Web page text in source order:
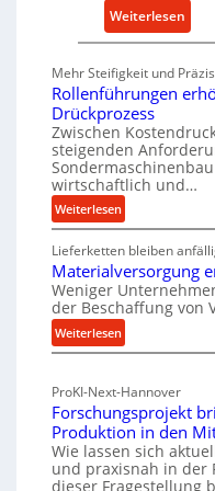
k
a
f
v
n
I
n
u
s
t
r
e
r
s
a
Weiterlesen
M
t
o
d
e
ü
r
n
a
h
a
l
t
i
Mehr Steifigkeit und
Rollenführungen
Drückprozess
Zwischen
steigenden
wirtschaftlich und…
Weiterlesen:
R
o
l
l
e
n
f
h
r
u
n
g
Lieferketten bleiben
Materialversorgung
Weniger
der Beschaffung von
Weiterlesen:
M
t
e
r
i
a
ProKI-Next-Hannover
Forschungsprojekt
Produktion in den
Wie lassen sich
und praxisnah in der
dieser Fragestellung